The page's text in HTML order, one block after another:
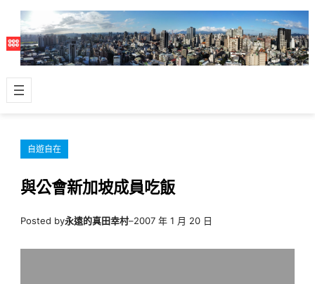
主
容
自遊自在
與公會新加坡成員吃飯
Posted by永遠的真田幸村–2007 年 1 月 20 日